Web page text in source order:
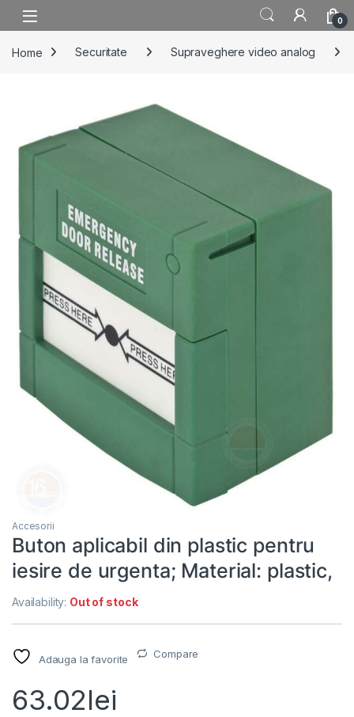
Skip to navigation
Skip to content
0
Home Securitate Supraveghere video analog
Accesorii
Buton aplicabil din plastic pentru
iesire de urgenta; Material: plastic,
Availability: Out of stock
Adauga la favorite Compare
63.02lei